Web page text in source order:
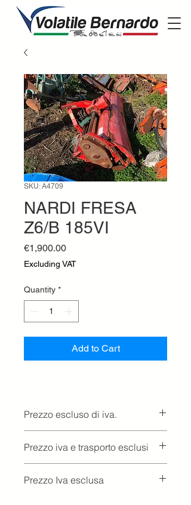
SKU: A4709
NARDI FRESA
Z6/B 185VI
€1,900.00Price
Excluding VAT
Quantity *
Add to Cart
Prezzo escluso di iva.
Prezzo iva e trasporto esclusi
Prezzo Iva esclusa